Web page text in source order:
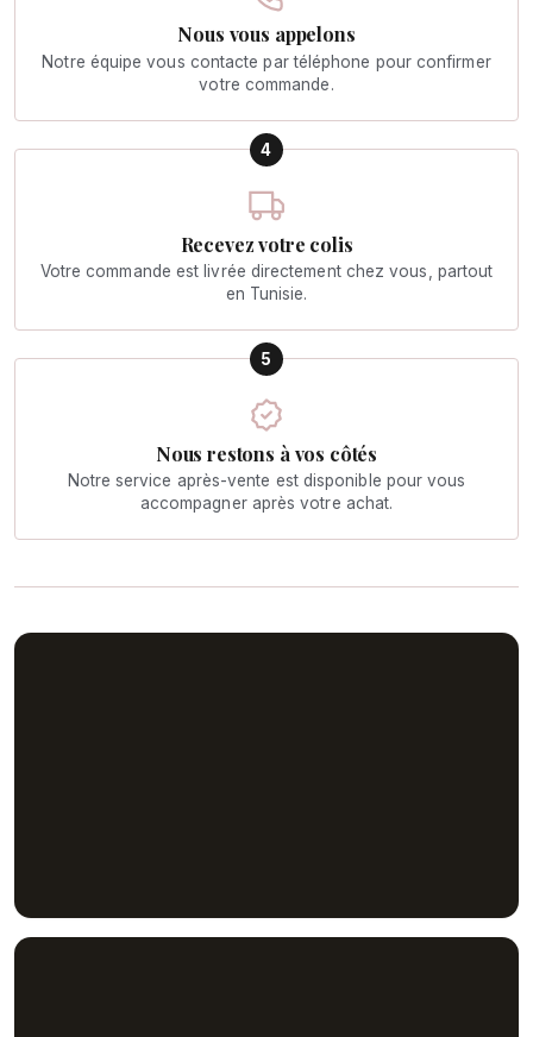
Nous vous appelons
Notre équipe vous contacte par téléphone pour confirmer
votre commande.
4
Recevez votre colis
Votre commande est livrée directement chez vous, partout
en Tunisie.
5
Nous restons à vos côtés
Notre service après-vente est disponible pour vous
accompagner après votre achat.